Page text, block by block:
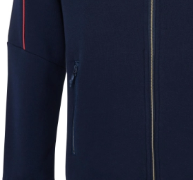
Новосибирская область (3)
Республика Башкортостан (3)
Республика Крым (1)
Республика Татарстан (2)
Ростовская область (2)
Самарская область (1)
Санкт-Петербург и ЛО (3)
Саратовская область (1)
Свердловская область (5)